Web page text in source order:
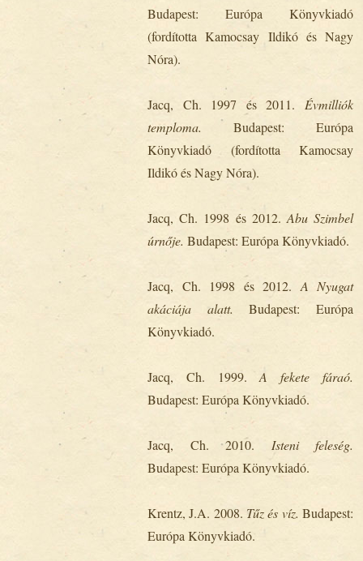
Budapest: Európa Könyvkiadó
(fordította Kamocsay Ildikó és Nagy
Nóra).
Jacq, Ch. 1997 és 2011. Évmilliók
temploma. Budapest: Európa
Könyvkiadó (fordította Kamocsay
Ildikó és Nagy Nóra).
Jacq, Ch. 1998 és 2012. Abu Szimbel
úrnője. Budapest: Európa Könyvkiadó.
Jacq, Ch. 1998 és 2012. A Nyugat
akáciája alatt. Budapest: Európa
Könyvkiadó.
Jacq, Ch. 1999.A
fekete fáraó.
Budapest: Európa Könyvkiadó.
Jacq, Ch. 2010. Isteni feleség.
Budapest: Európa Könyvkiadó.
Krentz, J.A. 2008. Tűz és víz. Budapest:
Európa Könyvkiadó.